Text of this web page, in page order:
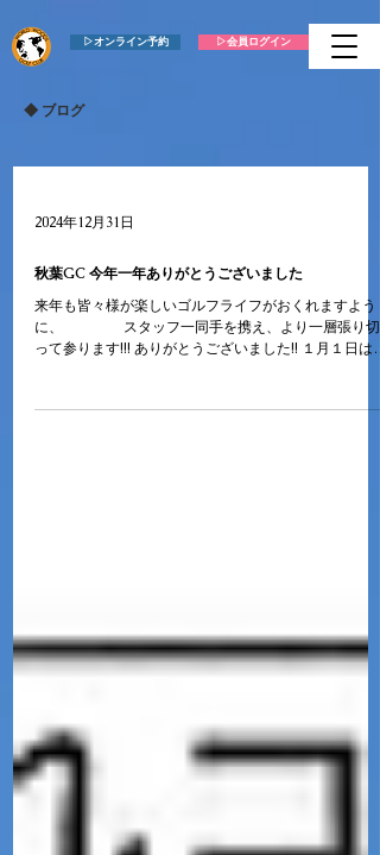
▷会員ログイン
▷オンライン予約
​◆ ブログ
2024年12月31日
秋葉GC 今年一年ありがとうございました
来年も皆々様が楽しいゴルフライフがおくれますよう
に、 スタッフ一同手を携え、より一層張り切
って参ります!!! ありがとうございました!! １月１日は休